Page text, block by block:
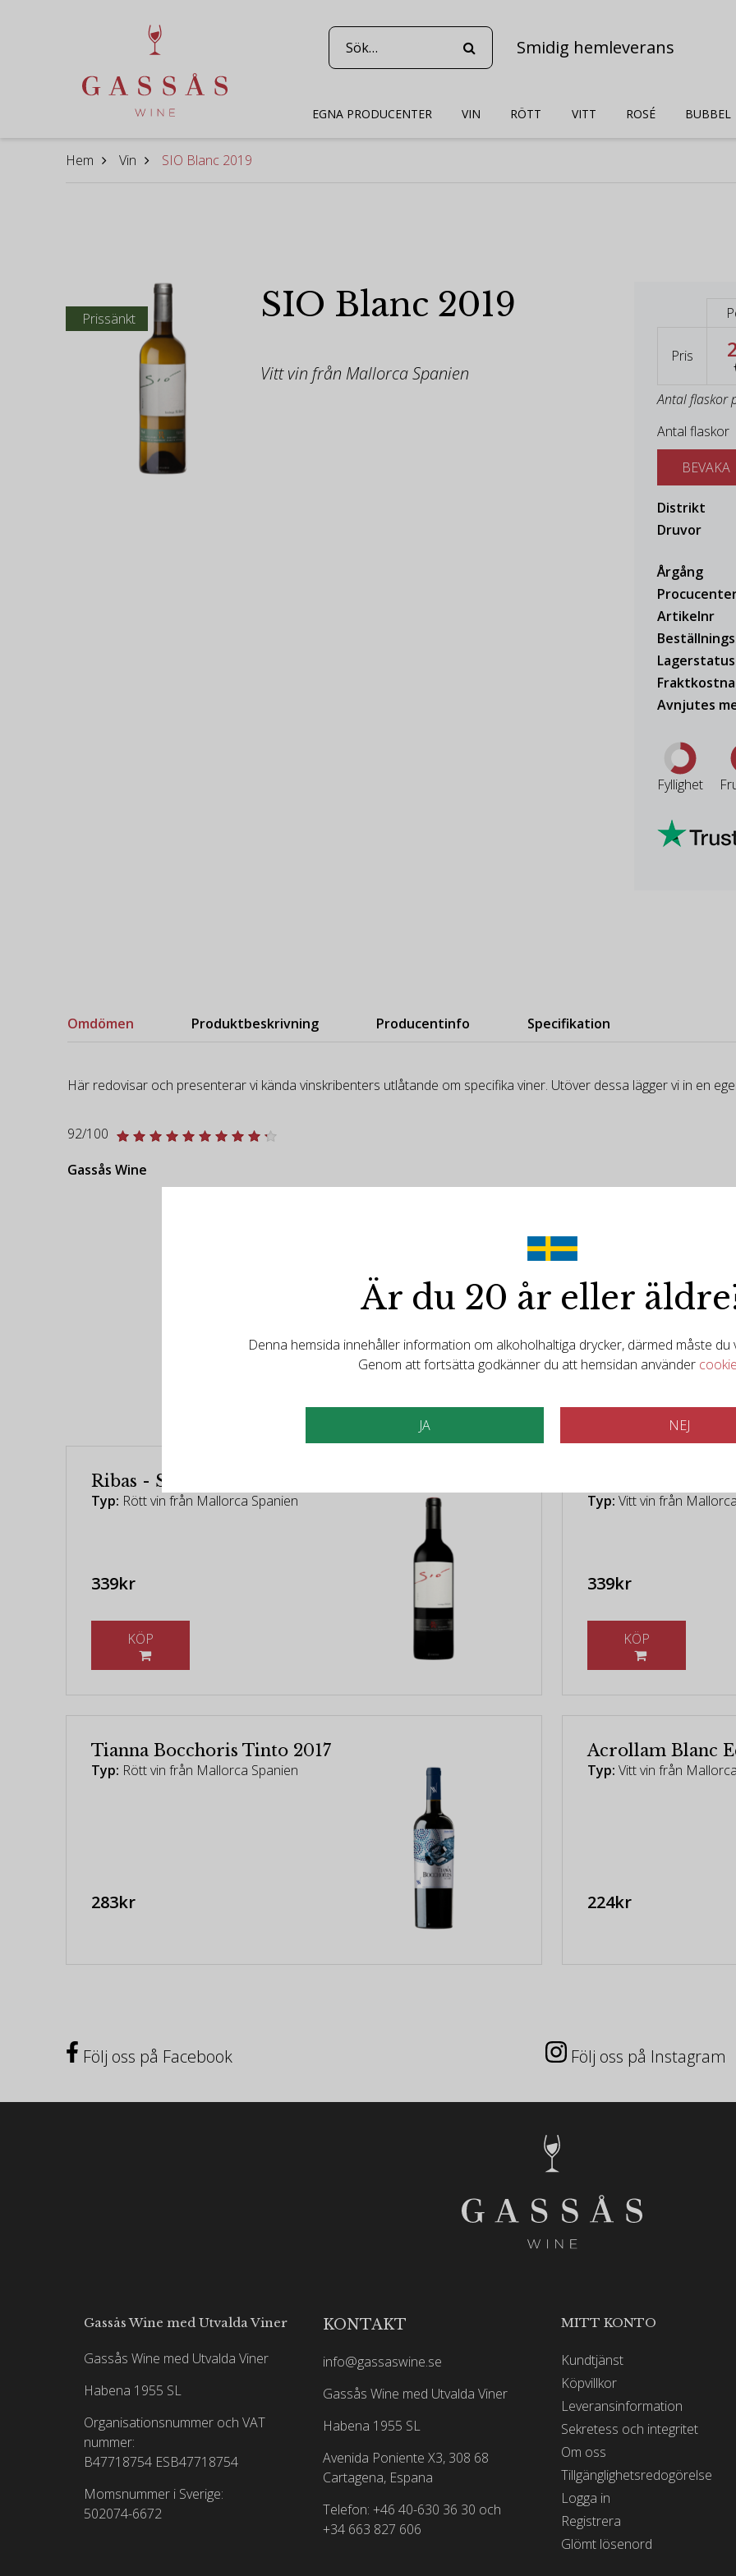
Smidig hemleverans
EGNA PRODUCENTER VIN RÖTT VITT ROSÉ BUBBEL
Hem Vin SIO Blanc 2019
Prissänkt SIO Blanc 2019
Vitt vin från Mallorca Spanien
Pris
Antal flaskor
Antal flaskor
BEVAKA
Distrikt
Druvor
Årgång
Artikelnr
Lagerstatus
Avnjutes
Fyllighet
Omdömen Produktbeskrivning Producentinfo Specifikation
Här redovisar och presenterar vi kända vinskribenters utlåtande om specifika viner. Utöver dessa lägger vi in en
92/100
Gassås Wine
Relaterade
Ribas - Sio Negre 2022
Typ: Rött vin från Mallorca Spanien
339kr
Typ: Vitt vin från
339kr
Tianna Bocchoris Tinto 2017
Typ: Rött vin från Mallorca Spanien
283kr
Acrollam Blanc
Typ: Vitt vin från
224kr
Följ oss på Facebook Följ oss på Instagram
Gassås Wine med Utvalda Viner
Gassås Wine med Utvalda Viner
Habena 1955 SL
Organisationsnummer och VAT
nummer:
B47718754 ESB47718754
Momsnummer i Sverige:
502074-6672
KONTAKT
info@gassaswine.se
Gassås Wine med Utvalda Viner
Habena 1955 SL
Avenida Poniente X3, 308 68
Cartagena, Espana
Telefon: +46 40-630 36 30 och
+34 663 827 606
MITT KONTO
Kundtjänst
Köpvillkor
Leveransinformation
Sekretess och integritet
Om oss
Tillgänglighetsredogörelse
Logga in
Registrera
Glömt lösenord
Är du 20 år eller
Denna hemsida innehåller information om alkoholhaltiga drycker, därmed måste du
Genom att fortsätta godkänner du att hemsidan använder
JA NEJ